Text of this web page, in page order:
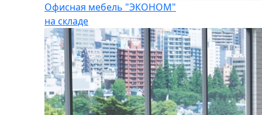
Офисная мебель "ЭКОНОМ"
на складе